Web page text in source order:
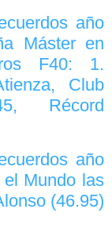
año
Máster en
F40: 1.
Club
Récord
año
Mundo las
(46.95)